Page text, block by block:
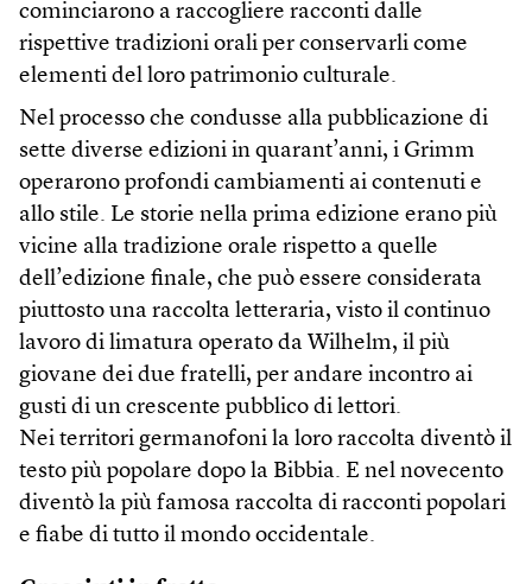
cominciarono a raccogliere racconti dalle
rispettive tradizioni orali per conservarli come
elementi del loro patrimonio culturale.
Nel processo che condusse alla pubblicazione di
sette diverse edizioni in quarant’anni, i Grimm
operarono profondi cambiamenti ai contenuti e
allo stile. Le storie nella prima edizione erano più
vicine alla tradizione orale rispetto a quelle
dell’edizione finale, che può essere considerata
piuttosto una raccolta letteraria, visto il continuo
lavoro di limatura operato da Wilhelm, il più
giovane dei due fratelli, per andare incontro ai
gusti di un crescente pubblico di lettori.
Nei territori germanofoni la loro raccolta diventò il
testo più popolare dopo la Bibbia. E nel novecento
diventò la più famosa raccolta di racconti popolari
e fiabe di tutto il mondo occidentale.